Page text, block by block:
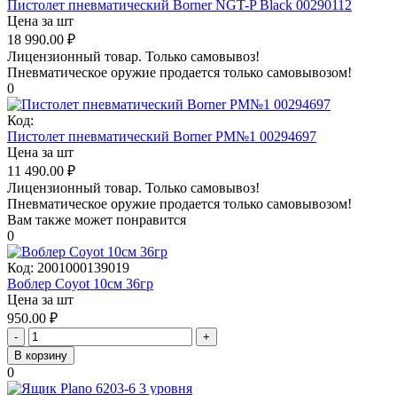
Пистолет пневматический Borner NGT-P Black 00290112
Цена за шт
18 990.00 ₽
Лицензионный товар. Только самовывоз!
Пневматическое оружие продается только самовывозом!
0
Код:
Пистолет пневматический Borner PM№1 00294697
Цена за шт
11 490.00 ₽
Лицензионный товар. Только самовывоз!
Пневматическое оружие продается только самовывозом!
Вам также может понравится
0
Код: 2001000139019
Воблер Coyot 10см 36гр
Цена за шт
950.00 ₽
-
+
В корзину
0